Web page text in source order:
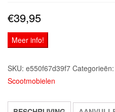
€39,95
Meer info!
SKU: e550f67d39f7 Categorieën:
Scootmobielen